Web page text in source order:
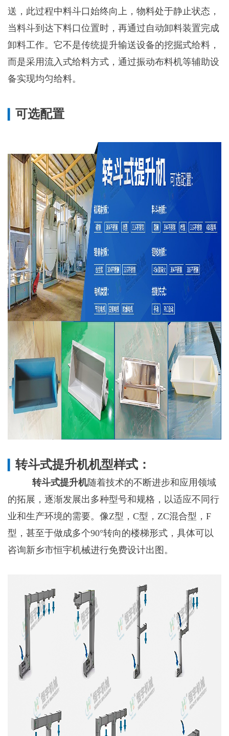
送，此过程中料斗口始终向上，物料处于静止状态，
当料斗到达下料口位置时，再通过自动卸料装置完成
卸料工作。它不是传统提升输送设备的挖掘式给料，
而是采用流入式给料方式，通过振动布料机等辅助设
备实现均匀给料。
可选配置
转斗式提升机机型样式：
转斗式提升机随着技术的不断进步和应用领域
的拓展，逐渐发展出多种型号和规格，以适应不同行
业和生产环境的需要。像Z型，C型，ZC混合型，F
型，甚至于做成多个90°转向的楼梯形式，具体可以
咨询新乡市恒宇机械进行免费设计出图。